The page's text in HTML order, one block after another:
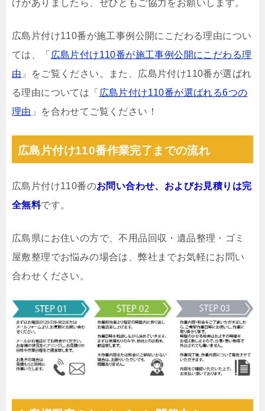
けがありましたら、ぜひともご協力をお願いします。
広島片付け110番が施工事例公開にこだわる理由につい
ては、「 広島片付け110番が施工事例公開にこだわる理
由 」をご覧ください。また、広島片付け110番が選ばれ
る理由については「 広島片付け110番が選ばれる6つの
理由 」を合わせてご覧ください！
広島片付け110番作業完了までの流れ
広島片付け110番のお問い合わせ、およびお見積りは完
全無料です。
広島県にお住いの方で、不用品回収・遺品整理・ゴミ
屋敷整理でお悩みの場合は、弊社までお気軽にお問い
合わせください。